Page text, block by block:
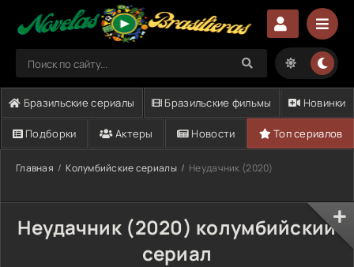
Бразильские сериалы Бразильские фильмы Новинки
Подборки Актеры Новости Топ сериалов
Главная Колумбийские сериалы Неудачник (2020)
Неудачник (2020) колумбийский
сериал